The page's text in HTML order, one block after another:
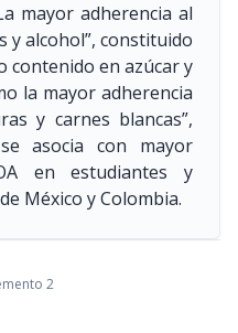
mayor adherencia al
y alcohol”, constituido
contenido en azúcar y
la mayor adherencia
y carnes blancas”,
asocia con mayor
en estudiantes y
México y Colombia.
2